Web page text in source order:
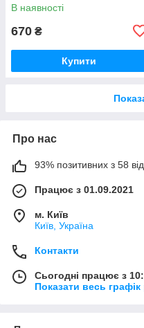
В наявності
670 ₴
Купити
Про нас
93% позитивних з 58
Працює з 01.09.2021
м. Київ
Київ, Україна
Контакти
Сьогодні працює з
Показати весь